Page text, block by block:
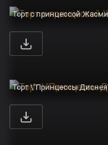
Торт с принцессой
Торт \"Принцессы